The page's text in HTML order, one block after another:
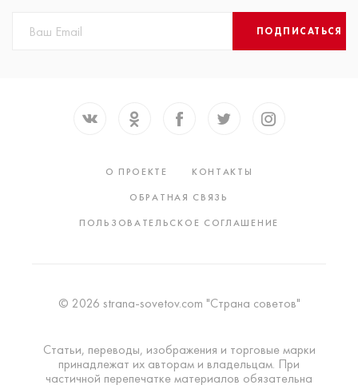
ПОДПИСАТЬСЯ
О ПРОЕКТЕ
КОНТАКТЫ
ОБРАТНАЯ СВЯЗЬ
ПОЛЬЗОВАТЕЛЬСКОЕ СОГЛАШЕНИЕ
© 2026 strana-sovetov.com "Страна советов"
Статьи, переводы, изображения и торговые марки
принадлежат их авторам и владельцам. При
частичной перепечатке материалов обязательна